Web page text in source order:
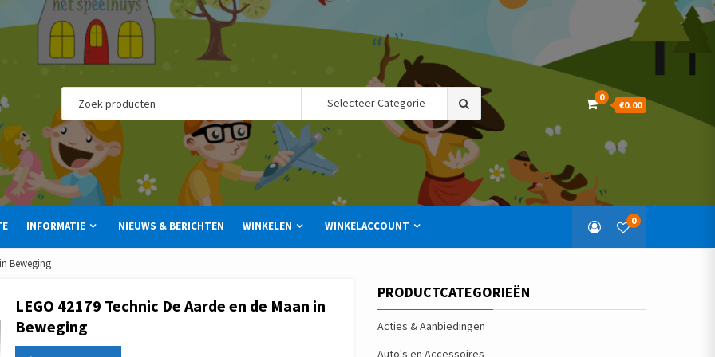
Search
for:
0
€0.00
INFORMATIE NIEUWS & BERICHTEN WINKELEN WINKELACCOUNT 0
Beweging
LEGO 42179 Technic De Aarde en de Maan in
Beweging
PRODUCTCATEGORIEËN
Acties & Aanbiedingen
Auto's en Accessoires